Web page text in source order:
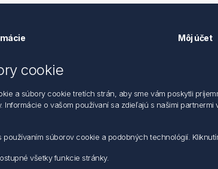
Vyhlásenie k ochrane údajov
Obchodný zástupca
Môj účet
cookie
a súbory cookie tretích strán, aby sme vám poskytli
o vašom používaní sa zdieľajú s našimi
súborov cookie a podobných technológií.
všetky funkcie stránky.